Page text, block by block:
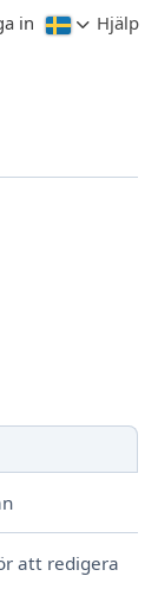
in Hjälp
att redigera